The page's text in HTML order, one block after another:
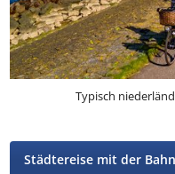
Typisch
Städtereise mit der Bahn